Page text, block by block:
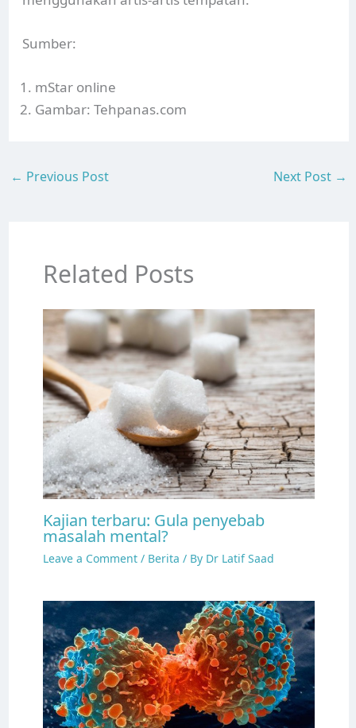
Sumber:
mStar online
Gambar: Tehpanas.com
← Previous Post Next Post →
Related Posts
Kajian terbaru: Gula penyebab
masalah mental?
Leave a Comment / Berita / By Dr Latif Saad